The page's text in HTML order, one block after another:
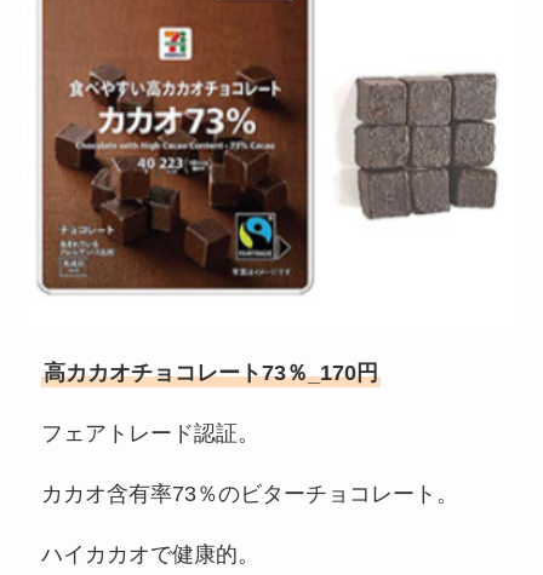
高カカオチョコレート73％_170円
フェアトレード認証。
カカオ含有率73％のビターチョコレート。
ハイカカオで健康的。